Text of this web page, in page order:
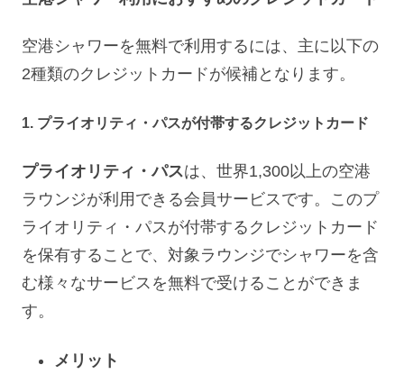
空港シャワーを無料で利用するには、主に以下の
2種類のクレジットカードが候補となります。
1. プライオリティ・パスが付帯するクレジットカード
プライオリティ・パスは、世界1,300以上の空港
ラウンジが利用できる会員サービスです。このプ
ライオリティ・パスが付帯するクレジットカード
を保有することで、対象ラウンジでシャワーを含
む様々なサービスを無料で受けることができま
す。
メリット